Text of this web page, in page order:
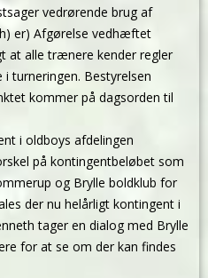
vedrørende brug af
er) Afgørelse vedhæftet
at alle trænere kender regler
turneringen. Bestyrelsen
kommer på dagsorden til
i oldboys afdelingen
på kontingentbeløbet som
og Brylle boldklub for
der nu helårligt kontingent i
tager en dialog med Brylle
for at se om der kan findes